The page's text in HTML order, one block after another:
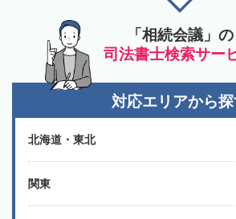
「相続会議」の
司法書士検索サー
対応エリアから
北海道・東北
関東